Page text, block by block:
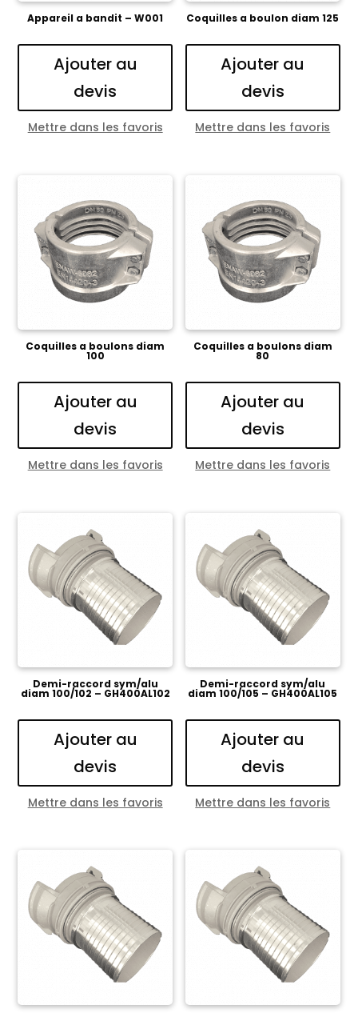
Appareil a bandit – W001
Ajouter au
devis
Mettre dans les favoris
Coquilles a boulon diam 125
Ajouter au
devis
Mettre dans les favoris
Coquilles a boulons diam
100
Ajouter au
devis
Mettre dans les favoris
Coquilles a boulons diam
80
Ajouter au
devis
Mettre dans les favoris
Demi-raccord sym/alu
diam 100/102 – GH400AL102
Ajouter au
devis
Mettre dans les favoris
Demi-raccord sym/alu
diam 100/105 – GH400AL105
Ajouter au
devis
Mettre dans les favoris